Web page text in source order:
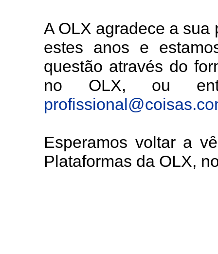
A OLX agradece a sua
estes anos e
questão através do
no OLX, ou
Esperamos voltar a
Plataformas da OLX,